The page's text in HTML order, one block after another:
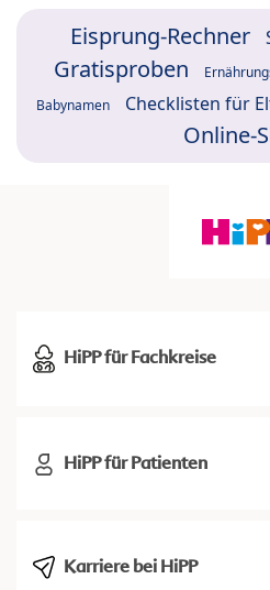
Eisprung-Rechner
Gratisproben
Babynamen Checklisten für
Online-
HiPP für Fachkreise
HiPP für Patienten
Karriere bei HiPP